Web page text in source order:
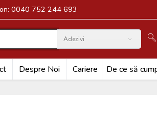
0040 752 244 693
Adezivi
Search
Despre Noi Cariere De ce să